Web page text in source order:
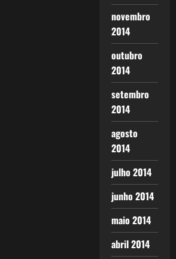
novembro
2014
outubro
2014
setembro
2014
agosto
2014
julho 2014
junho 2014
maio 2014
abril 2014